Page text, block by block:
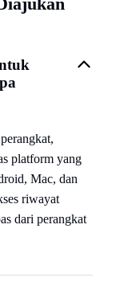
platform yang
Mac, dan
riwayat
dari perangkat